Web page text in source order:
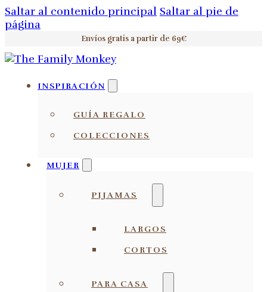
Saltar al contenido principal Saltar al pie de
página
Envíos gratis a partir de 69€
INSPIRACIÓN
GUÍA REGALO
COLECCIONES
MUJER
PIJAMAS
LARGOS
CORTOS
PARA CASA